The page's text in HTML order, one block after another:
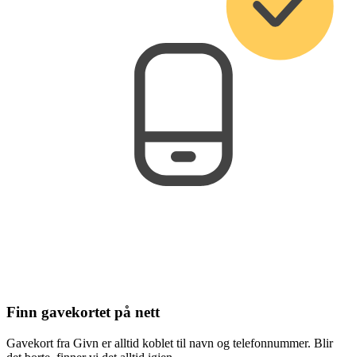
Finn gavekortet på nett
Gavekort fra Givn er alltid koblet til navn og telefonnummer. Blir